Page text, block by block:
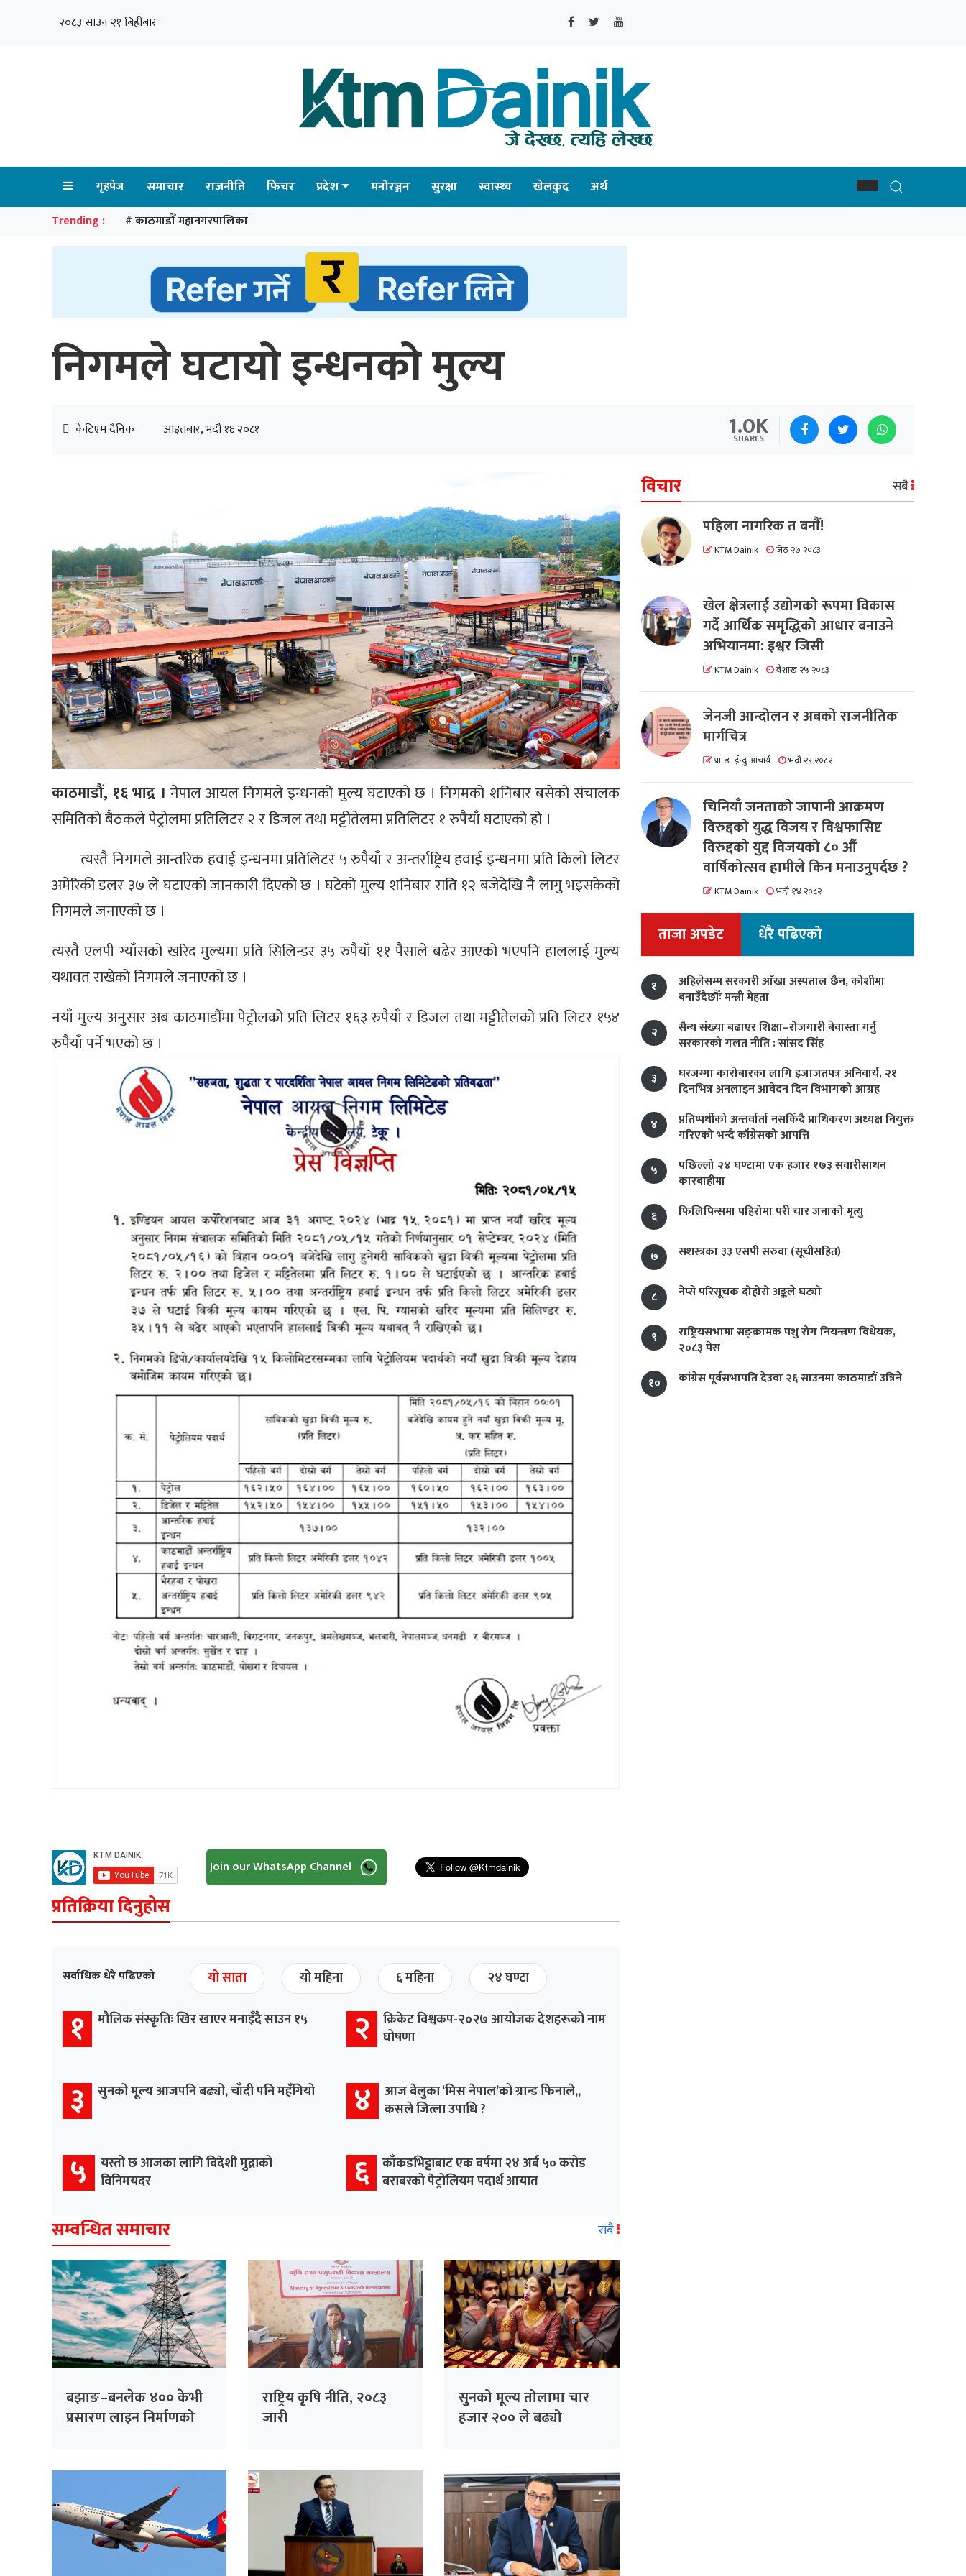
२०८३ साउन २१ बिहीबार
गृहपेज समाचार राजनीति फिचर प्रदेश मनोरञ्जन सुरक्षा स्वास्थ्य खेलकुद अर्थ
Trending : # काठमाडौँ महानगरपालिका
निगमले घटायो इन्धनको मुल्य
केटिएम दैनिक आइतबार, भदौ १६ २०८१ 1.0K
SHARES
काठमाडौं, १६ भाद्र । नेपाल आयल निगमले इन्धनको मुल्य घटाएको छ । निगमको शनिबार बसेको संचालक
समितिको बैठकले पेट्रोलमा प्रतिलिटर २ र डिजल तथा मट्टीतेलमा प्रतिलिटर १ रुपैयाँ घटाएको हो ।
त्यस्तै निगमले आन्तरिक हवाई इन्धनमा प्रतिलिटर ५ रुपैयाँ र अन्तर्राष्ट्रिय हवाई इन्धनमा प्रति किलो लिटर
अमेरिकी डलर ३७ ले घटाएको जानकारी दिएको छ । घटेको मुल्य शनिबार राति १२ बजेदेखि नै लागु भइसकेको
निगमले जनाएको छ ।
त्यस्तै एलपी ग्याँसको खरिद मुल्यमा प्रति सिलिन्डर ३५ रुपैयाँ ११ पैसाले बढेर आएको भएपनि हाललाई मुल्य
यथावत राखेको निगमले जनाएको छ ।
नयाँ मुल्य अनुसार अब काठमाडौँमा पेट्रोलको प्रति लिटर १६३ रुपैयाँ र डिजल तथा मट्टीतेलको प्रति लिटर १५४
रुपैयाँ पर्ने भएको छ ।
Join our WhatsApp Channel
प्रतिक्रिया दिनुहोस
सर्वाधिक धेरै पढिएको यो साता यो महिना ६ महिना २४ घण्टा
१ मौलिक संस्कृतिः खिर खाएर मनाइँदै साउन १५ २
क्रिकेट विश्वकप-२०२७ आयोजक देशहरूको नाम
घोषणा
३ सुनको मूल्य आजपनि बढ्यो, चाँदी पनि महँगियो ४
आज बेलुका ‘मिस नेपाल’को ग्रान्ड फिनाले,,
कसले जित्ला उपाधि ?
५
यस्तो छ आजका लागि विदेशी मुद्राको
विनिमयदर
६ काँकडभिट्टाबाट एक वर्षमा २४ अर्ब ५० करोड
बराबरको पेट्रोलियम पदार्थ आयात
सम्वन्धित समाचार सबै
बझाङ–बनलेक ४०० केभी
प्रसारण लाइन निर्माणको
राष्ट्रिय कृषि नीति, २०८३
जारी
सुनको मूल्य तोलामा चार
हजार २०० ले बढ्यो
विचार सबै
पहिला नागरिक त बनाैं!
KTM Dainik जेठ २७ २०८३
खेल क्षेत्रलाई उद्योगको रूपमा विकास
गर्दै आर्थिक समृद्धिको आधार बनाउने
अभियानमा: इश्वर जिसी
KTM Dainik वैशाख २५ २०८३
जेनजी आन्दोलन र अबको राजनीतिक
मार्गचित्र
प्रा. डा. ईन्दु आचार्य भदौ २९ २०८२
चिनियाँ जनताको जापानी आक्रमण
विरुद्दको युद्ध विजय र विश्वफासिष्ट
विरुद्दको युद्द विजयको ८० औं
वार्षिकोत्सव हामीले किन मनाउनुपर्दछ ?
KTM Dainik भदौ १४ २०८२
ताजा अपडेट धेरै पढिएको
१
अहिलेसम्म सरकारी आँखा अस्पताल छैन, कोशीमा
बनाउँदैछौँः मन्त्री मेहता
२
सैन्य संख्या बढाएर शिक्षा–रोजगारी बेवास्ता गर्नु
सरकारको गलत नीति : सांसद सिंह
३
घरजग्गा कारोबारका लागि इजाजतपत्र अनिवार्य, २१
दिनभित्र अनलाइन आवेदन दिन विभागको आग्रह
४
प्रतिष्पर्धीको अन्तर्वार्ता नसकिँदै प्राधिकरण अध्यक्ष नियुक्त
गरिएको भन्दै काँग्रेसको आपत्ति
५
पछिल्लो २४ घण्टामा एक हजार १७३ सवारीसाधन
कारबाहीमा
६
फिलिपिन्समा पहिरोमा परी चार जनाको मृत्यु
७ सशस्त्रका ३३ एसपी सरुवा (सूचीसहित)
८ नेप्से परिसूचक दोहोरो अङ्कले घट्यो
९
राष्ट्रियसभामा सङ्क्रामक पशु रोग नियन्त्रण विधेयक,
२०८३ पेस
१०
कांग्रेस पूर्वसभापति देउवा २६ साउनमा काठमाडौं उत्रिने